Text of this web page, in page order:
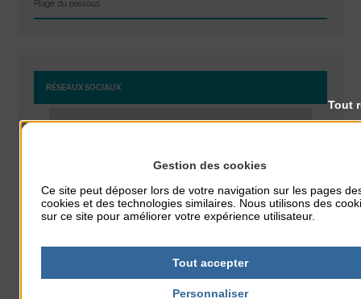
Plage du passous
RÉSEAUX SOCIAUX
Gestion des cookies
Ce site peut déposer lors de votre navigation sur les pages
cookies et des technologies similaires. Nous utilisons des
sur ce site pour améliorer votre expérience utilisateur.
Tout accepter
Tout
Personnaliser